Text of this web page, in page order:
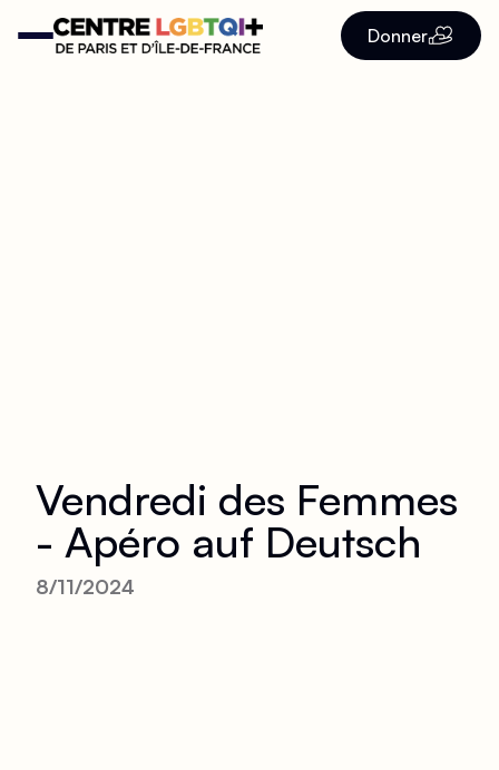
Donner
Vendredi des Femmes
- Apéro auf Deutsch
8/11/2024